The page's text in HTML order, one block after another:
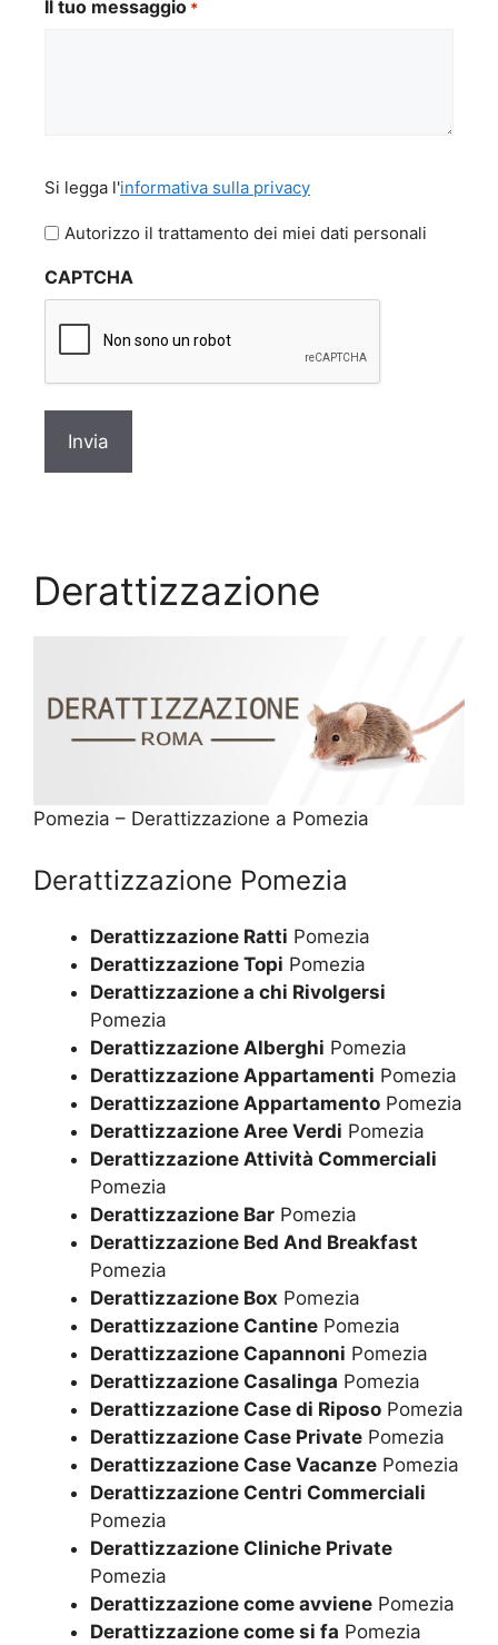
Il tuo messaggio *
legga
l'informativa
privacy
Si legga l'informativa sulla privacy
Autorizzo il trattamento dei miei dati personali
CAPTCHA
Derattizzazione
Pomezia – Derattizzazione a Pomezia
Derattizzazione Pomezia
Derattizzazione Ratti Pomezia
Derattizzazione Topi Pomezia
Derattizzazione a chi Rivolgersi
Pomezia
Derattizzazione Alberghi Pomezia
Derattizzazione Appartamenti Pomezia
Derattizzazione Appartamento Pomezia
Derattizzazione Aree Verdi Pomezia
Derattizzazione Attività Commerciali
Pomezia
Derattizzazione Bar Pomezia
Derattizzazione Bed And Breakfast
Pomezia
Derattizzazione Box Pomezia
Derattizzazione Cantine Pomezia
Derattizzazione Capannoni Pomezia
Derattizzazione Casalinga Pomezia
Derattizzazione Case di Riposo Pomezia
Derattizzazione Case Private Pomezia
Derattizzazione Case Vacanze Pomezia
Derattizzazione Centri Commerciali
Pomezia
Derattizzazione Cliniche Private
Pomezia
Derattizzazione come avviene Pomezia
Derattizzazione come si fa Pomezia